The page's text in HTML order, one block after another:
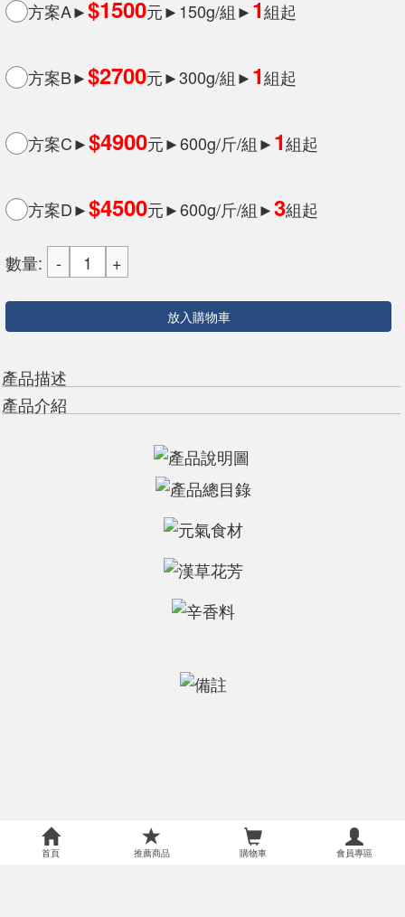
方案A►$1500元►150g/組►1組起
方案B►$2700元►300g/組►1組起
方案C►$4900元►600g/斤/組►1組起
方案D►$4500元►600g/斤/組►3組起
數量:
放入購物車
產品描述
產品介紹
首頁 推薦商品 購物車 會員專區